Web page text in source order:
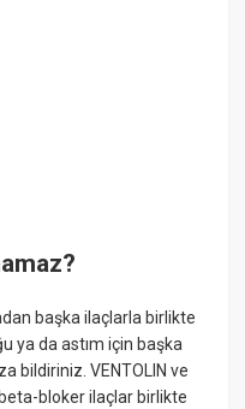
başka ilaçlarla birlikte
ya da astım için başka
bildiriniz. VENTOLIN ve
bloker ilaçlar birlikte